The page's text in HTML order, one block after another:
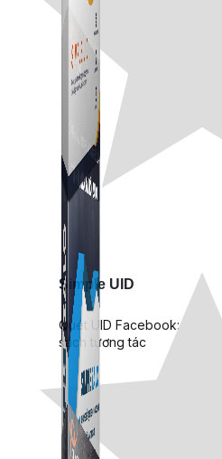
Simple UID
Quét UID Facebook: UID
sách tương tác